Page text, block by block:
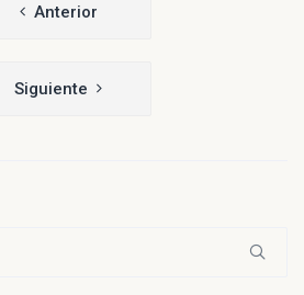
Anterior
Siguiente